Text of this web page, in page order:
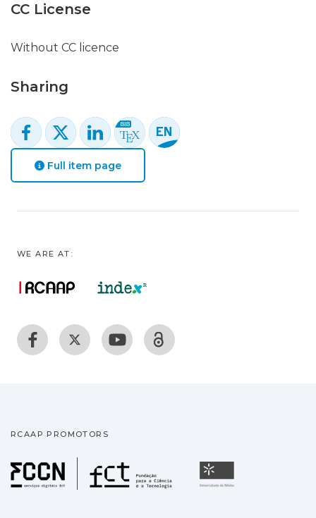
CC License
Without CC licence
Sharing
Full item page
WE ARE AT:
RCAAP PROMOTORS
Fundação para a